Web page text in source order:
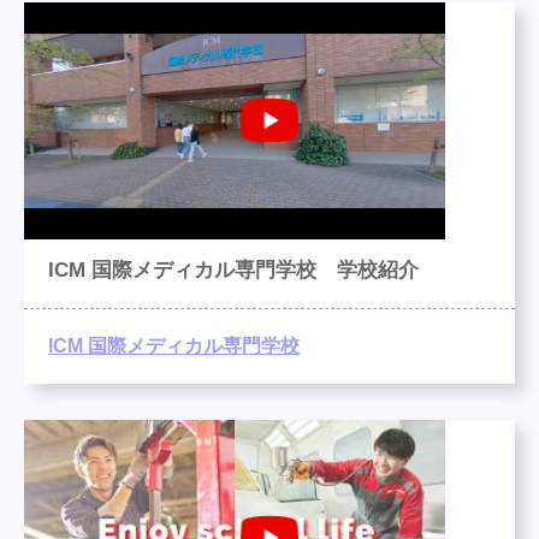
ICM 国際メディカル専門学校 学校紹介
ICM 国際メディカル専門学校